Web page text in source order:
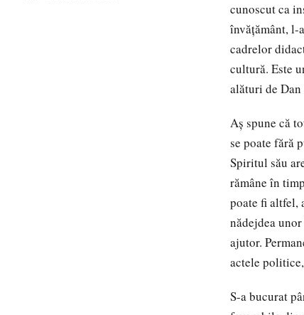
cunoscut ca
învăţământ, l-
cadrelor
cultură. Este
alături de
Aş spune că
se poate fără
Spiritul său
rămâne în
poate fi altfel,
nădejdea
ajutor.
actele
S-a bucurat